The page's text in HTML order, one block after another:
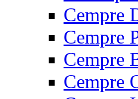
Cempre
Cempre
Cempre
Cempre